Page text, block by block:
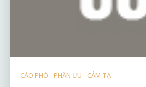
CÁO PHÓ - PHÂN ƯU - CẢM TẠ